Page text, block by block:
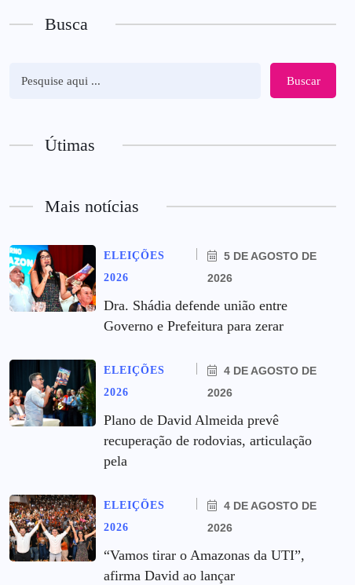
Busca
Buscar
Útimas
Mais notícias
ELEIÇÕES
2026
5 DE AGOSTO DE
2026
Dra. Shádia defende união entre
Governo e Prefeitura para zerar
ELEIÇÕES
2026
4 DE AGOSTO DE
2026
Plano de David Almeida prevê
recuperação de rodovias, articulação
pela
ELEIÇÕES
2026
4 DE AGOSTO DE
2026
“Vamos tirar o Amazonas da UTI”,
afirma David ao lançar